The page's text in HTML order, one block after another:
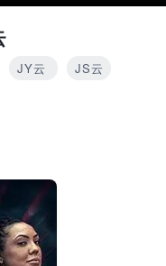
JY云 JS云